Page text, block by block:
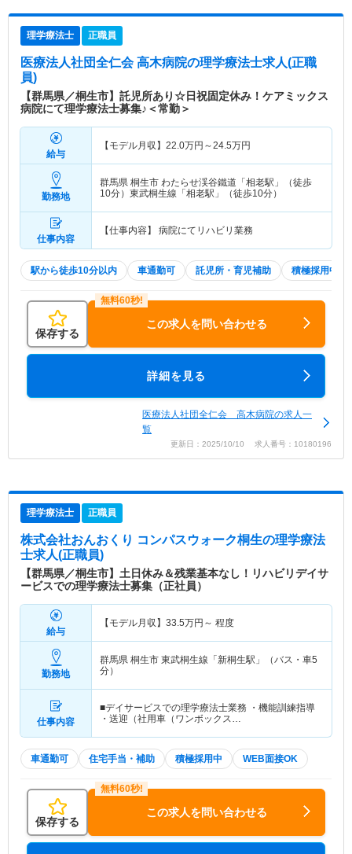
理学療法士 正職員
医療法人社団全仁会 高木病院の理学療法士求人(正職
員)
【群馬県／桐生市】託児所あり☆日祝固定休み！ケアミックス
病院にて理学療法士募集♪＜常勤＞
給与
【モデル月収】 22.0万円～24.5万円
勤務地
群馬県 桐生市 わたらせ渓谷鐵道「相老駅」（徒歩
10分）東武桐生線「相老駅」（徒歩10分）
仕事内容
【仕事内容】 病院にてリハビリ業務
駅から徒歩10分以内 車通勤可 託児所・育児補助 積極採用中
保存する
この求人を問い合わせる
詳細を見る
医療法人社団全仁会 高木病院の求人一
覧
更新日：2025/10/10 求人番号：10180196
理学療法士 正職員
株式会社おんおくり コンパスウォーク桐生の理学療法
士求人(正職員)
【群馬県／桐生市】土日休み＆残業基本なし！リハビリデイサ
ービスでの理学療法士募集（正社員）
給与
【モデル月収】 33.5万円～ 程度
勤務地
群馬県 桐生市 東武桐生線「新桐生駅」（バス・車5
分）
仕事内容
■デイサービスでの理学療法士業務 ・機能訓練指導
・送迎（社用車（ワンボックス…
車通勤可 住宅手当・補助 積極採用中 WEB面接OK
保存する
この求人を問い合わせる